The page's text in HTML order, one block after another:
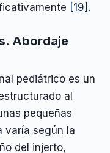
[19] .
Abordaje
pediátrico es un
al
pequeñas
varía según la
del injerto,